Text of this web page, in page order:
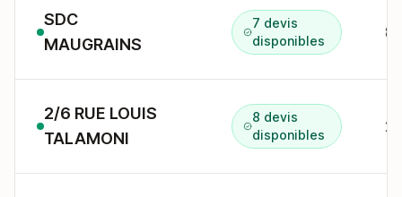
SDC
MAUGRAINS
7 devis
disponibles
2/6 RUE LOUIS
TALAMONI
8 devis
disponibles